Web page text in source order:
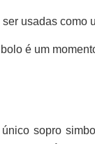
usadas como
é um
sopro